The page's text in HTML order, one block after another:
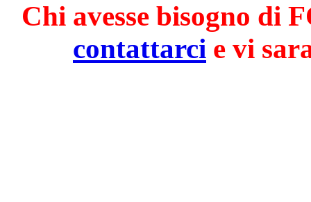
Chi avesse bisogno di
contattarci e vi